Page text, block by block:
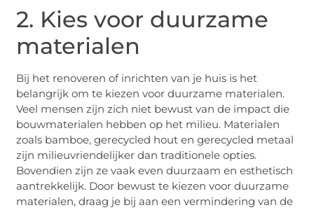
2. Kies voor duurzame
materialen
Bij het renoveren of inrichten van je huis is het
belangrijk om te kiezen voor duurzame materialen.
Veel mensen zijn zich niet bewust van de impact die
bouwmaterialen hebben op het milieu. Materialen
zoals bamboe, gerecycled hout en gerecycled metaal
zijn milieuvriendelijker dan traditionele opties.
Bovendien zijn ze vaak even duurzaam en esthetisch
aantrekkelijk. Door bewust te kiezen voor duurzame
materialen, draag je bij aan een vermindering van de